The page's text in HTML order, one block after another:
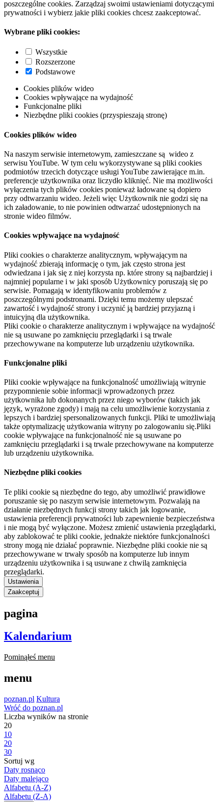
poszczególne cookies. Zarządzaj swoimi ustawieniami dotyczącymi
prywatności i wybierz jakie pliki cookies chcesz zaakceptować.
Wybrane pliki cookies:
Wszystkie
Rozszerzone
Podstawowe
Cookies plików wideo
Cookies wpływające na wydajność
Funkcjonalne pliki
Niezbędne pliki cookies (przyspieszają stronę)
Cookies plików wideo
Na naszym serwisie internetowym, zamieszczane są wideo z
serwisu YouTube. W tym celu wykorzystywane są pliki cookies
podmiotów trzecich dotyczące usługi YouTube zawierające m.in.
preferencje użytkownika oraz liczydło kliknięć. Nie ma możliwości
wyłączenia tych plików cookies ponieważ ładowane są dopiero
przy odtwarzaniu wideo. Jeżeli więc Użytkownik nie godzi się na
ich załadowanie, to nie powinien odtwarzać udostępnionych na
stronie wideo filmów.
Cookies wpływające na wydajność
Pliki cookies o charakterze analitycznym, wpływającym na
wydajność zbierają informację o tym, jak często strona jest
odwiedzana i jak się z niej korzysta np. które strony są najbardziej i
najmniej popularne i w jaki sposób Użytkownicy poruszają się po
serwisie. Pomagają w identyfikowaniu problemów z
poszczególnymi podstronami. Dzięki temu możemy ulepszać
zawartość i wydajność strony i uczynić ją bardziej przyjazną i
intuicyjną dla użytkownika.
Pliki cookie o charakterze analitycznym i wpływające na wydajność
nie są usuwane po zamknięciu przeglądarki i są trwale
przechowywane na komputerze lub urządzeniu użytkownika.
Funkcjonalne pliki
Pliki cookie wpływające na funkcjonalność umożliwiają witrynie
przypomnienie sobie informacji wprowadzonych przez
użytkownika lub dokonanych przez niego wyborów (takich jak
język, wyrażone zgody) i mają na celu umożliwienie korzystania z
lepszych i bardziej spersonalizowanych funkcji. Pliki te umożliwiają
także optymalizację użytkowania witryny po zalogowaniu się.Pliki
cookie wpływające na funkcjonalność nie są usuwane po
zamknięciu przeglądarki i są trwale przechowywane na komputerze
lub urządzeniu użytkownika.
Niezbędne pliki cookies
Te pliki cookie są niezbędne do tego, aby umożliwić prawidłowe
poruszanie się po naszym serwisie internetowym. Pozwalają na
działanie niezbędnych funkcji strony takich jak logowanie,
ustawienia preferencji prywatności lub zapewnienie bezpieczeństwa
i nie mogą być wyłączone. Możesz zmienić ustawienia przeglądarki,
aby zablokować te pliki cookie, jednakże niektóre funkcjonalności
strony mogą nie działać poprawnie. Niezbędne pliki cookie nie są
przechowywane w trwały sposób na komputerze lub innym
urządzeniu użytkownika i są usuwane z chwilą zamknięcia
przeglądarki.
Ustawienia
Zaakceptuj
pagina
Kalendarium
Pominąłeś menu
menu
poznan.pl Kultura
Wróć do poznan.pl
Liczba wyników na stronie
20
10
20
30
Sortuj wg
Daty rosnąco
Daty malejąco
Alfabetu (A-Z)
Alfabetu (Z-A)